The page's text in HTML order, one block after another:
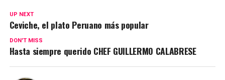
UP NEXT
Ceviche, el plato Peruano más popular
DON'T MISS
Hasta siempre querido CHEF GUILLERMO CALABRESE